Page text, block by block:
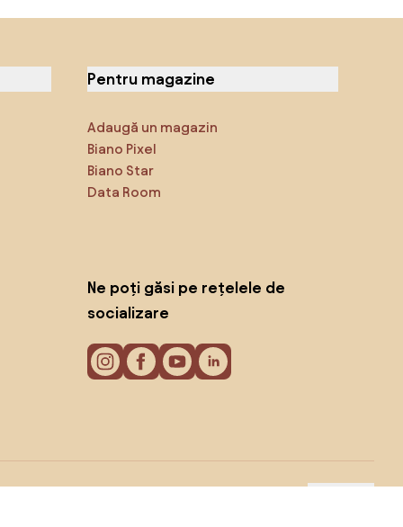
Pentru magazine
Adaugă un magazin
Biano Pixel
Biano Star
Data Room
Ne poți găsi pe rețelele de
socializare